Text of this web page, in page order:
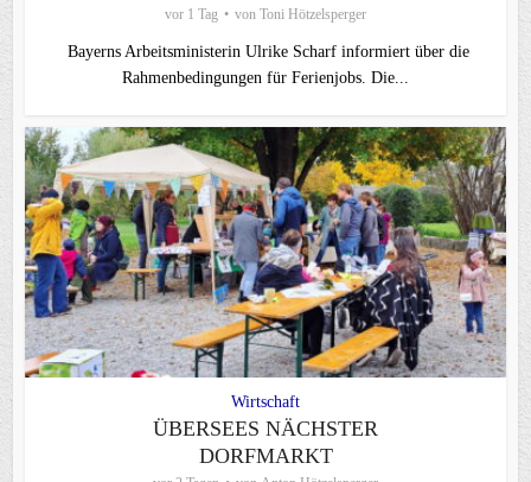
vor 1 Tag von Toni Hötzelsperger
Bayerns Arbeitsministerin Ulrike Scharf informiert über die
Rahmenbedingungen für Ferienjobs. Die...
Wirtschaft
ÜBERSEES NÄCHSTER
DORFMARKT